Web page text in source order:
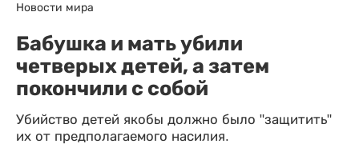
Новости мира
Бабушка и мать убили
четверых детей, а затем
покончили с собой
Убийство детей якобы должно было "защитить"
их от предполагаемого насилия.